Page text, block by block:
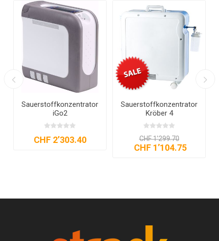
Sauerstoffkonzentrator
iGo2
CHF 2’303.40
Sauerstoffkonzentrator
Kröber 4
CHF 1’299.70
CHF 1’104.75